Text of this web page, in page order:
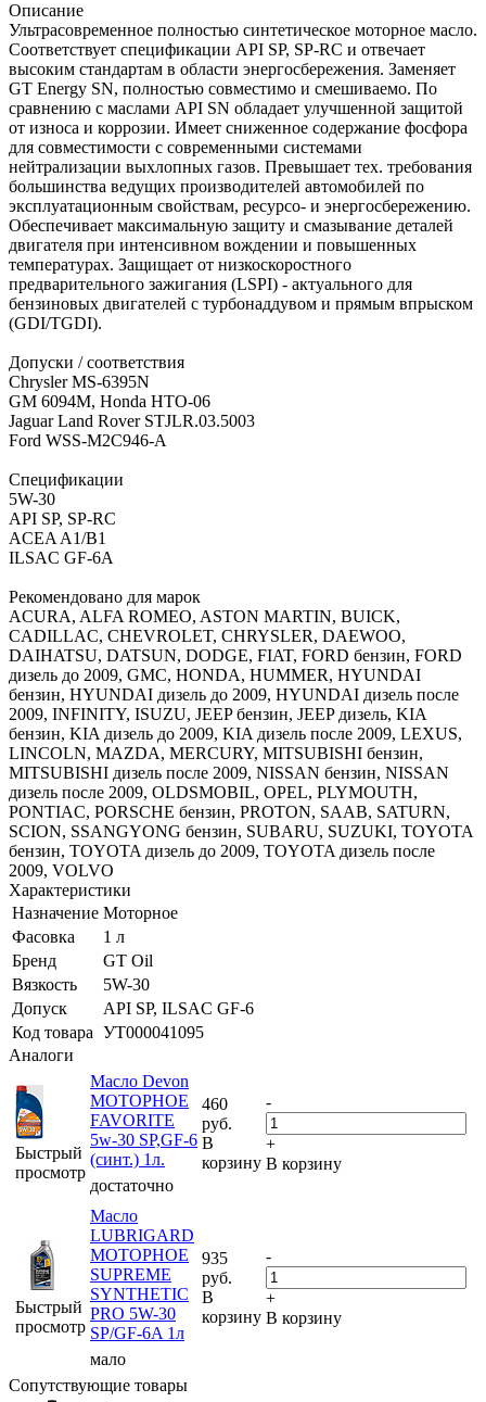
Описание
Ультрасовременное полностью синтетическое моторное масло.
Соответствует спецификации API SP, SP-RC и отвечает
высоким стандартам в области энергосбережения. Заменяет
GT Energy SN, полностью совместимо и смешиваемо. По
сравнению с маслами API SN обладает улучшенной защитой
от износа и коррозии. Имеет сниженное содержание фосфора
для совместимости с современными системами
нейтрализации выхлопных газов. Превышает тех. требования
большинства ведущих производителей автомобилей по
эксплуатационным свойствам, ресурсо- и энергосбережению.
Обеспечивает максимальную защиту и смазывание деталей
двигателя при интенсивном вождении и повышенных
температурах. Защищает от низкоскоростного
предварительного зажигания (LSPI) - актуального для
бензиновых двигателей с турбонаддувом и прямым впрыском
(GDI/TGDI).
Допуски / соответствия
Chrysler MS-6395N
GM 6094M, Honda HTO-06
Jaguar Land Rover STJLR.03.5003
Ford WSS-M2C946-A
Спецификации
5W-30
API SP, SP-RC
ACEA A1/B1
ILSAC GF-6A
Рекомендовано для марок
ACURA, ALFA ROMEO, ASTON MARTIN, BUICK,
CADILLAC, CHEVROLET, CHRYSLER, DAEWOO,
DAIHATSU, DATSUN, DODGE, FIAT, FORD бензин, FORD
дизель до 2009, GMC, HONDA, HUMMER, HYUNDAI
бензин, HYUNDAI дизель до 2009, HYUNDAI дизель после
2009, INFINITY, ISUZU, JEEP бензин, JEEP дизель, KIA
бензин, KIA дизель до 2009, KIA дизель после 2009, LEXUS,
LINCOLN, MAZDA, MERCURY, MITSUBISHI бензин,
MITSUBISHI дизель после 2009, NISSAN бензин, NISSAN
дизель после 2009, OLDSMOBIL, OPEL, PLYMOUTH,
PONTIAC, PORSCHE бензин, PROTON, SAAB, SATURN,
SCION, SSANGYONG бензин, SUBARU, SUZUKI, TOYOTA
бензин, TOYOTA дизель до 2009, TOYOTA дизель после
2009, VOLVO
Характеристики
Назначение Моторное
Фасовка
1 л
Бренд
GT Oil
Вязкость
5W-30
Допуск
API SP, ILSAC GF-6
Код товара УТ000041095
Аналоги
Быстрый
просмотр
Масло Devon
МОТОРНОЕ
FAVORITE
5w-30 SP,GF-6
(синт.) 1л.
достаточно
460
руб.
В
корзину
-
+
В корзину
Быстрый
просмотр
Масло
LUBRIGARD
МОТОРНОЕ
SUPREME
SYNTHETIC
PRO 5W-30
SP/GF-6A 1л
мало
935
руб.
В
корзину
-
+
В корзину
Сопутствующие товары